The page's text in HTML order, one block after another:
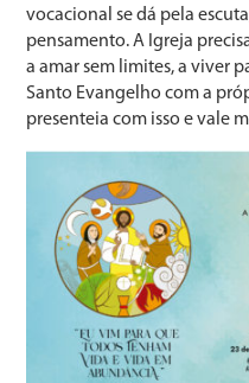
vocacional se dá pela
pensamento. A Igreja
a amar sem limites, a viver
Santo Evangelho com a
presenteia com isso e vale